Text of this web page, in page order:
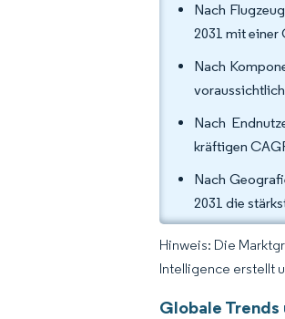
Nach
2031 mit einer
Nach
Nach
kräftigen
Nach
2031 die
Hinweis: Die
Intelligence erstellt
Globale